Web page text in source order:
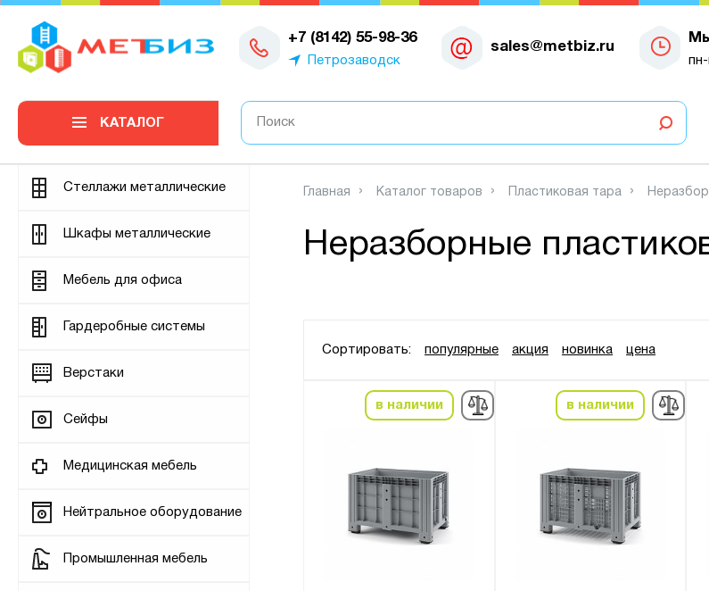
+7 (8142) 55-98-36
Петрозаводск
sales@metbiz.ru
0
КАТАЛОГ
Стеллажи металлические
Шкафы металлические
Мебель для офиса
Гардеробные системы
Верстаки
Сейфы
Медицинская мебель
Нейтральное оборудование
Промышленная мебель
Главная Каталог товаров Пластиковая тара
Неразборные
Сортировать: популярные акция новинка цена
в наличии в наличии